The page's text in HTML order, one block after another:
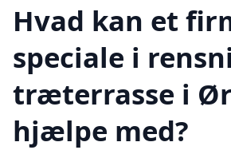
Hvad kan et
speciale i
træterrasse i
hjælpe med?